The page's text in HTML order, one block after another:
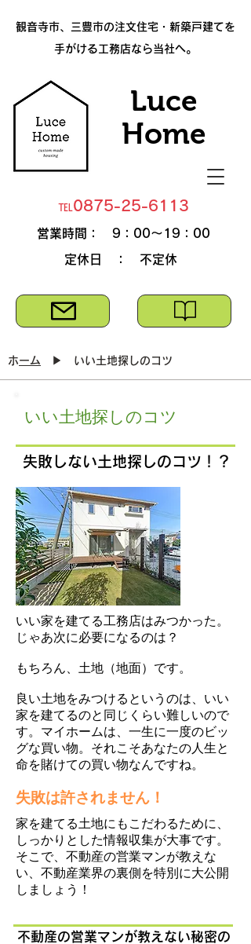
​観音寺市、三豊市の注文住宅・新築戸建てを
手がける工務店なら当社へ。
℡0875-25-6113
​営業時間： 9：00～19：00
​定休日 ： 不定休
Luce
​Home
​いい土地探しのコツ
​ 失敗しない土地探しのコツ！？
​ホーム ▶ いい土地探しのコツ
いい家を建てる工務店はみつかった。
じゃあ次に必要になるのは？
もちろん、土地（地面）です。
良い土地をみつけるというのは、いい
家を建てるのと同じくらい難しいので
す。マイホームは、一生に一度のビッ
グな買い物。それこそあなたの人生と
命を賭けての買い物なんですね。
失敗は許されません！
家を建てる土地にもこだわるために、
しっかりとした情報収集が大事です。
そこで、不動産の営業マンが教えな
い、不動産業界の裏側を特別に大公開
しましょう！
​不動産の営業マンが教えない秘密の